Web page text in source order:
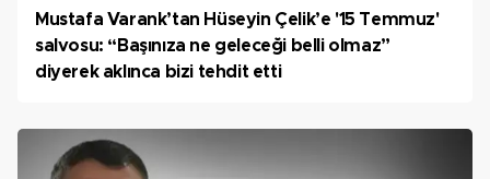
Mustafa Varank’tan Hüseyin Çelik’e '15 Temmuz'
salvosu: “Başınıza ne geleceği belli olmaz”
diyerek aklınca bizi tehdit etti